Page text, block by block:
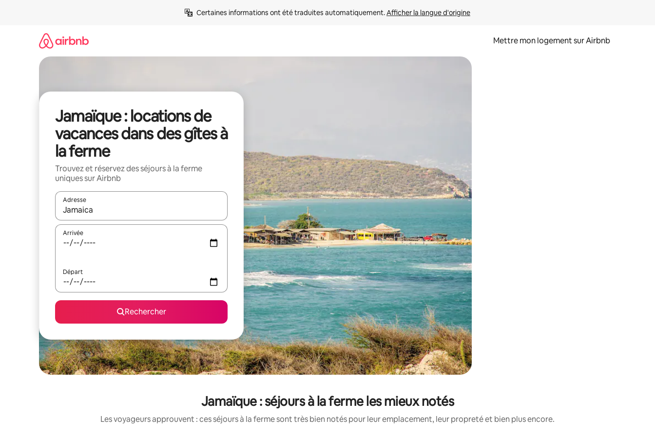
Certaines informations ont été traduites automatiquement. Afficher la langue d'origine
Mettre mon logement sur Airbnb
Jamaïque : locations de
vacances dans des gîtes à
la ferme
Trouvez et réservez des séjours à la ferme
uniques sur Airbnb
Adresse
Lorsque les résultats s'affichent, utilisez les flèches vers le haut et vers le bas pour les parcourir ou en appuyant et en faisant glisser.
Arrivée
Départ
Rechercher
Jamaïque : séjours à la ferme les mieux notés
Les voyageurs approuvent : ces séjours à la ferme sont très bien notés pour leur emplacement, leur propreté et bien plus encore.